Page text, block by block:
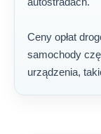
Ceny opłat
samochody
urządzenia,